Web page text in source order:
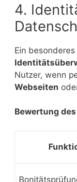
4.
Ein
Nutzer, wenn
Webseiten
Bewertung